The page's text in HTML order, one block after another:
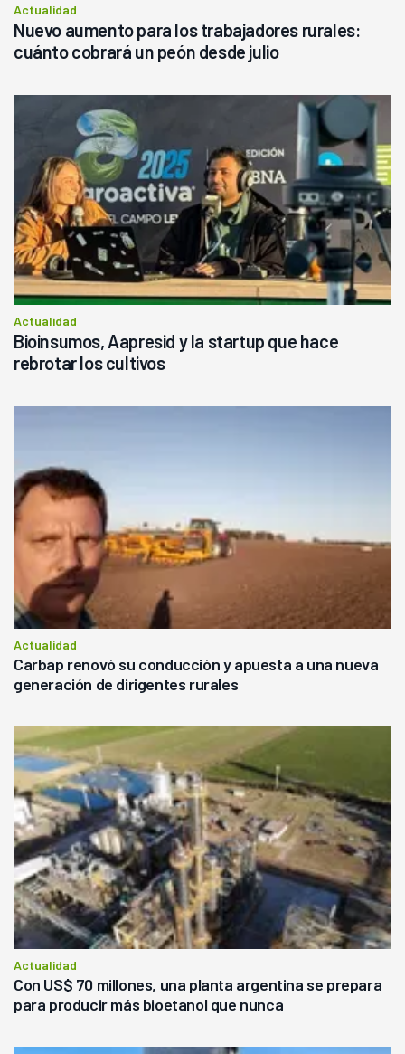
Actualidad
Nuevo aumento para los trabajadores rurales:
cuánto cobrará un peón desde julio
Actualidad
Bioinsumos, Aapresid y la startup que hace
rebrotar los cultivos
Actualidad
Carbap renovó su conducción y apuesta a una nueva
generación de dirigentes rurales
Actualidad
Con US$ 70 millones, una planta argentina se prepara
para producir más bioetanol que nunca